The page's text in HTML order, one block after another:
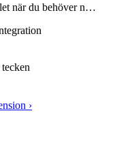
när du behöver n…
›